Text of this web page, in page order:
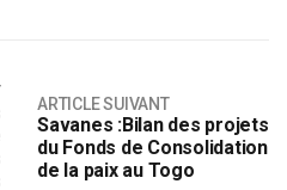
ARTICLE SUIVANT
Savanes :Bilan des projets
du Fonds de Consolidation
de la paix au Togo